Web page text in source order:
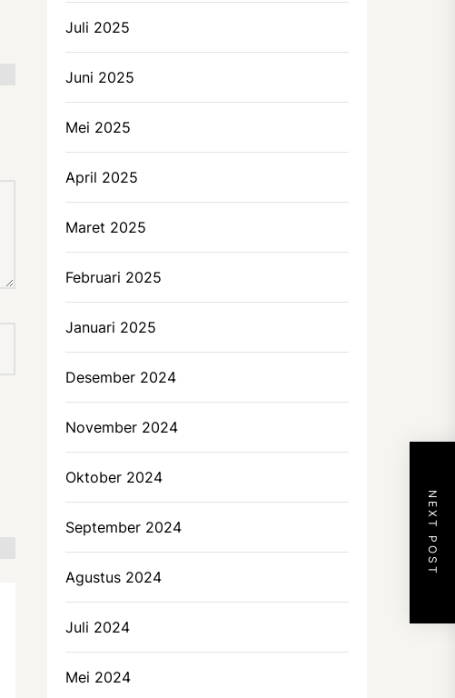
NEXT POST
Juli 2025
Juni 2025
Mei 2025
April 2025
Maret 2025
Februari 2025
Januari 2025
Desember 2024
November 2024
Oktober 2024
September 2024
Agustus 2024
Juli 2024
Mei 2024